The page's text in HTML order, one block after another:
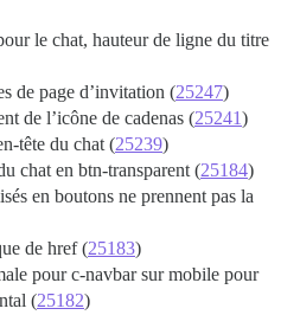
le chat, hauteur de ligne du titre
de page d’invitation (25247)
de l’icône de cadenas (25241)
tête du chat (25239)
chat en btn-transparent (25184)
en boutons ne prennent pas la
de href (25183)
pour c-navbar sur mobile pour
(25182)